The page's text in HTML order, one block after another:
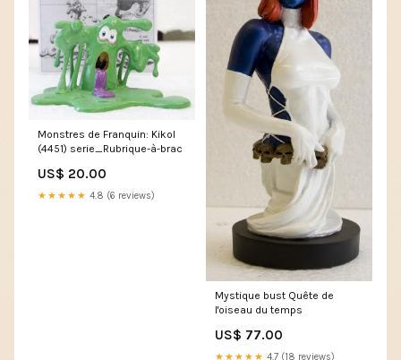
Monstres de Franquin: Kikol
(4451) serie_Rubrique-à-brac
US$ 20.00
★★★★★ 4.8 (6 reviews)
Mystique bust Quête de
l'oiseau du temps
US$ 77.00
★★★★★ 4.7 (18 reviews)